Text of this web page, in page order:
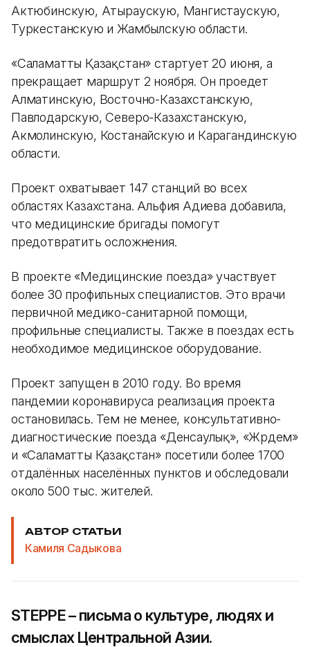
Актюбинскую, Атыраускую, Мангистаускую,
Туркестанскую и Жамбылскую области.
«Саламатты Қазақстан» стартует 20 июня, а
прекращает маршрут 2 ноября. Он проедет
Алматинскую, Восточно-Казахстанскую,
Павлодарскую, Северо-Казахстанскую,
Акмолинскую, Костанайскую и Карагандинскую
области.
Проект охватывает 147 станций во всех
областях Казахстана. Альфия Адиева добавила,
что медицинские бригады помогут
предотвратить осложнения.
В проекте «Медицинские поезда» участвует
более 30 профильных специалистов. Это врачи
первичной медико-санитарной помощи,
профильные специалисты. Также в поездах есть
необходимое медицинское оборудование.
Проект запущен в 2010 году. Во время
пандемии коронавируса реализация проекта
остановилась. Тем не менее, консультативно-
диагностические поезда «Денсаулық», «Жәрдем»
и «Саламатты Қазақстан» посетили более 1700
отдалённых населённых пунктов и обследовали
около 500 тыс. жителей.
АВТОР СТАТЬИ
Камиля Садыкова
STEPPE – письма о культуре, людях и
смыслах Центральной Азии.